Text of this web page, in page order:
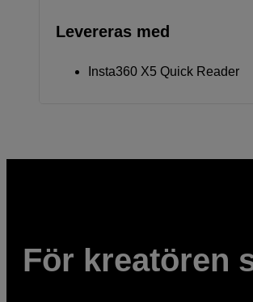
Levereras med
Insta360 X5 Quick Reader
För kreatören